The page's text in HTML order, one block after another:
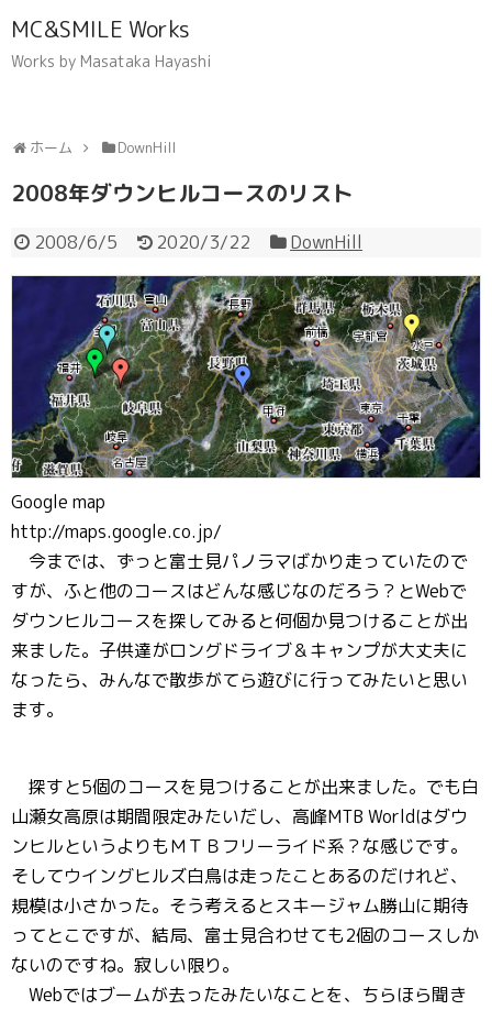
MC&SMILE Works
Works by Masataka Hayashi
ホーム DownHill
2008年ダウンヒルコースのリスト
2008/6/5 2020/3/22 DownHill
Google map
http://maps.google.co.jp/
今までは、ずっと富士見パノラマばかり走っていたので
すが、ふと他のコースはどんな感じなのだろう？とWebで
ダウンヒルコースを探してみると何個か見つけることが出
来ました。子供達がロングドライブ＆キャンプが大丈夫に
なったら、みんなで散歩がてら遊びに行ってみたいと思い
ます。
探すと5個のコースを見つけることが出来ました。でも白
山瀬女高原は期間限定みたいだし、高峰MTB Worldはダウ
ンヒルというよりもＭＴＢフリーライド系？な感じです。
そしてウイングヒルズ白鳥は走ったことあるのだけれど、
規模は小さかった。そう考えるとスキージャム勝山に期待
ってとこですが、結局、富士見合わせても2個のコースしか
ないのですね。寂しい限り。
Webではブームが去ったみたいなことを、ちらほら聞き